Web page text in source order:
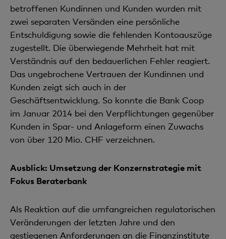
betroffenen Kundinnen und Kunden wurden mit
zwei separaten Versänden eine persönliche
Entschuldigung sowie die fehlenden Kontoauszüge
zugestellt. Die überwiegende Mehrheit hat mit
Verständnis auf den bedauerlichen Fehler reagiert.
Das ungebrochene Vertrauen der Kundinnen und
Kunden zeigt sich auch in der
Geschäftsentwicklung. So konnte die Bank Coop
im Januar 2014 bei den Verpflichtungen gegenüber
Kunden in Spar- und Anlageform einen Zuwachs
von über 120 Mio. CHF verzeichnen.
Ausblick: Umsetzung der Konzernstrategie mit
Fokus Beraterbank
Als Reaktion auf die umfangreichen regulatorischen
Veränderungen der letzten Jahre und den
gestiegenen Anforderungen an die Finanzinstitute